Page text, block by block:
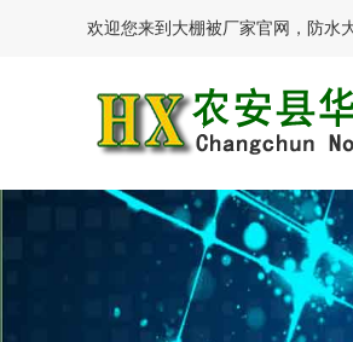
欢迎您来到大棚被厂家官网，防水